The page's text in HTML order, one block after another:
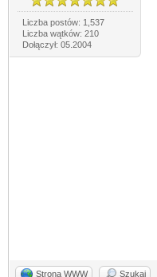
Liczba postów: 1,537
Liczba wątków: 210
Dołączył: 05.2004
Strona WWW Szukaj